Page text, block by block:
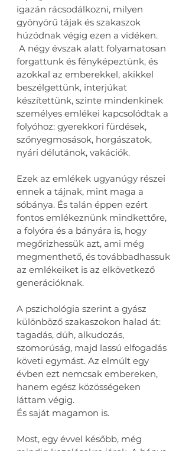
igazán rácsodálkozni, milyen
gyönyörű tájak és szakaszok
húzódnak végig ezen a vidéken.
A négy évszak alatt folyamatosan
forgattunk és fényképeztünk, és
azokkal az emberekkel, akikkel
beszélgettünk, interjúkat
készítettünk, szinte mindenkinek
személyes emlékei kapcsolódtak a
folyóhoz: gyerekkori fürdések,
szőnyegmosások, horgászatok,
nyári délutánok, vakációk.
Ezek az emlékek ugyanúgy részei
ennek a tájnak, mint maga a
sóbánya. És talán éppen ezért
fontos emlékeznünk mindkettőre,
a folyóra és a bányára is, hogy
megőrizhessük azt, ami még
megmenthető, és továbbadhassuk
az emlékeiket is az elkövetkező
generációknak.
A pszichológia szerint a gyász
különböző szakaszokon halad át:
tagadás, düh, alkudozás,
szomorúság, majd lassú elfogadás
követi egymást. Az elmúlt egy
évben ezt nemcsak embereken,
hanem egész közösségeken
láttam végig.
És saját magamon is.
Most, egy évvel később, még